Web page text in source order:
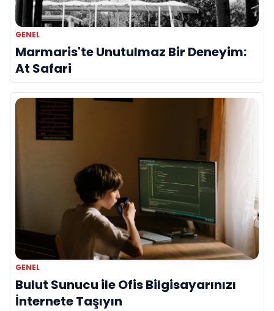
GENEL
Marmaris'te Unutulmaz Bir Deneyim:
At Safari
GENEL
Bulut Sunucu ile Ofis Bilgisayarınızı
İnternete Taşıyın